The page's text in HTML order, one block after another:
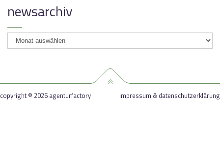
newsarchiv
newsarchiv
copyright © 2026 agenturfactory impressum & datenschutzerklärung